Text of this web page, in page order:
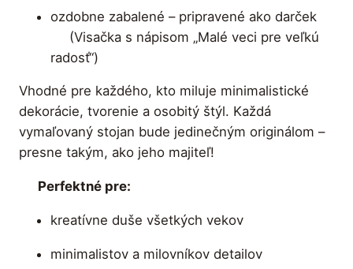
ozdobne zabalené – pripravené ako darček
(Visačka s nápisom „Malé veci pre veľkú
radosť“)
Vhodné pre každého, kto miluje minimalistické
dekorácie, tvorenie a osobitý štýl. Každá
vymaľovaný stojan bude jedinečným originálom –
presne takým, ako jeho majiteľ!
Perfektné pre:
kreatívne duše všetkých vekov
minimalistov a milovníkov detailov